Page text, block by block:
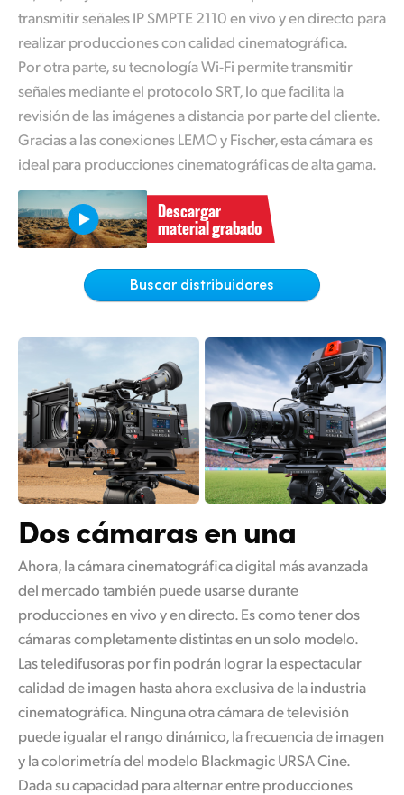
New Zealand
Norway
Poland
Portugal
Singapore
South Africa
España
Chinese Taipei
Turkey
UAE
Ukraine
United Kingdom
United States
transmitir señales IP SMPTE 2110 en vivo y en directo para
realizar producciones con calidad cinematográfica.
Por otra parte, su tecnología Wi-Fi permite transmitir
señales medianteel protocolo SRT, lo que facilita la
revisión de las imágenes a distancia por parte del cliente.
Gracias a las conexiones LEMO y Fischer, esta cámara es
ideal para producciones cinematográficas de alta gama.
Descargar
material grabado
Buscar distribuidores
Dos cámaras en una
Ahora, la cámara cinematográfica digital más avanzada
del mercado también puede usarse durante
producciones en vivo y en directo. Es como tener dos
cámaras completamente distintas en un solo modelo.
Las teledifusoras por fin podrán lograr la espectacular
calidadde imagen hasta ahora exclusiva de la industria
cinematográfica. Ninguna otra cámara de televisión
puede igualar el rango dinámico, la frecuencia de imagen
y la colorimetría del modelo Blackmagic URSA Cine.
Dada su capacidad para alternar entre producciones